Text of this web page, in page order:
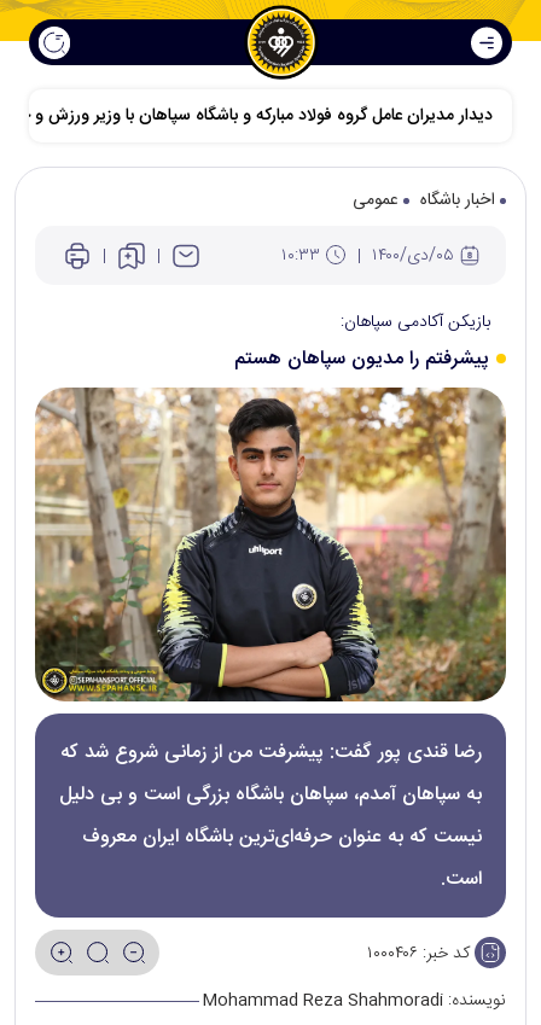
دیدار مدیران عامل گروه فولاد مبارکه و باشگاه سپاهان با وزیر ورزش و
اخبار باشگاه
عمومی
بازیکن آکادمی سپاهان:
پیشرفتم را مدیون سپاهان هستم
رضا قندی پور گفت: پیشرفت من از زمانی شروع شد که
به سپاهان آمدم، سپاهان باشگاه بزرگی است و بی دلیل
نیست که به عنوان حرفه‌ای‌ترین باشگاه ایران معروف
است.
کد خبر: ۱۰۰۰۴۰۶
نویسنده: Mohammad Reza Shahmoradi